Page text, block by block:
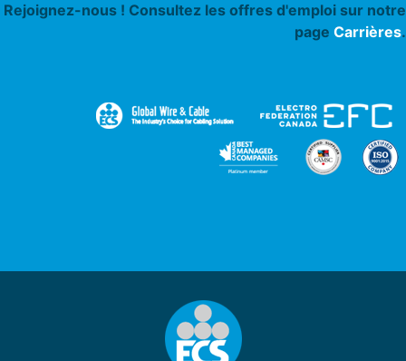
Rejoignez-nous ! Consultez les offres d'emploi sur notre
page Carrières.